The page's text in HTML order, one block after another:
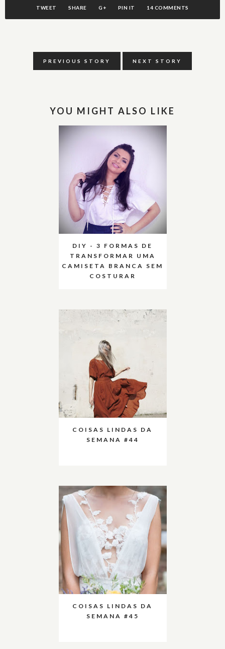
TWEET SHARE G+ PIN IT 14 COMMENTS
PREVIOUS STORY NEXT STORY
YOU MIGHT ALSO LIKE
DIY - 3 FORMAS DE
TRANSFORMAR UMA
CAMISETA BRANCA SEM
COSTURAR
COISAS LINDAS DA
SEMANA #44
COISAS LINDAS DA
SEMANA #45